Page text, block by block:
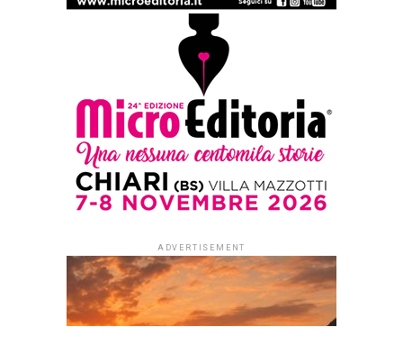
ADVERTISEMENT